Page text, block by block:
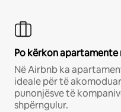
Po kërkon
Në Airbnb ka
ideale për të
punonjësve të
shpërngulur.